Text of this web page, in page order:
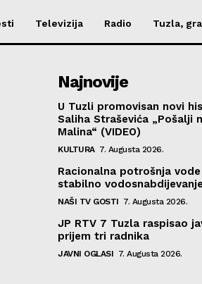
Televizija Radio Tuzla,
Najnovije
U Tuzli promovisan novi
Saliha Straševića „Pošalji
Malina“ (VIDEO)
KULTURA 7. Augusta 2026.
Racionalna potrošnja
stabilno
NAŠI TV GOSTI 7. Augusta 2026.
JP RTV 7 Tuzla raspisao
prijem tri radnika
JAVNI OGLASI 7. Augusta 2026.